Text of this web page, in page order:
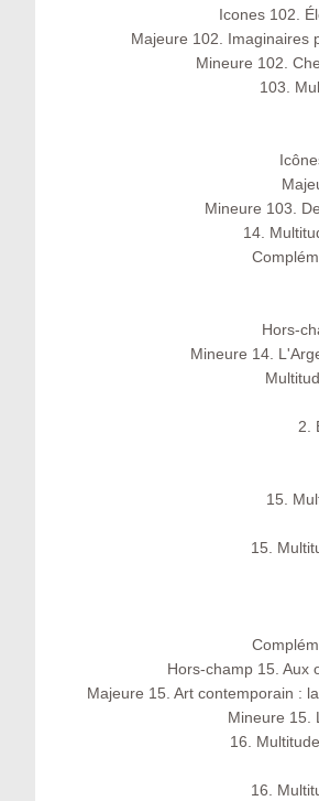
Icones 102.
Majeure 102. Imaginaires
Mineure 102.
103.
Mineure 103.
14.
Hors-
Mineure 14.
2.
15.
15.
Hors-champ 15. Aux
Majeure 15. Art contemporain :
Mineure 15.
16.
16.